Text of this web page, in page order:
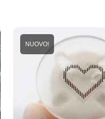
NUOVO!